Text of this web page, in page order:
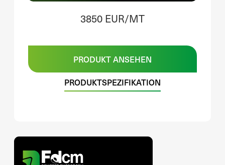
3850 EUR/MT
PRODUKT ANSEHEN
PRODUKTSPEZIFIKATION